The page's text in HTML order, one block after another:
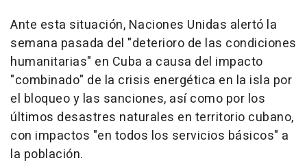
Ante esta situación, Naciones Unidas alertó la
semana pasada del "deterioro de las condiciones
humanitarias" en Cuba a causa del impacto
"combinado" de la crisis energética en la isla por
el bloqueo y las sanciones, así como por los
últimos desastres naturales en territorio cubano,
con impactos "en todos los servicios básicos" a
la población.